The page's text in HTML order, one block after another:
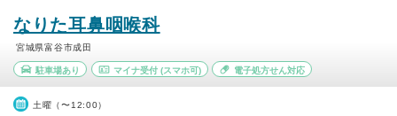
なりた耳鼻咽喉科
宮城県富谷市成田
駐車場あり マイナ受付(スマホ可) 電子処方せん対応
土曜（〜12:00）